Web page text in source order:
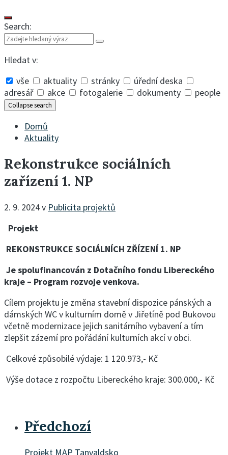
Search:
Hledat v:
vše
aktuality stránky
úřední deska
adresář
akce fotogalerie dokumenty people
Collapse search
Domů
Aktuality
Rekonstrukce sociálních
zařízení 1. NP
2. 9. 2024v Publicita projektů
Projekt
REKONSTRUKCE SOCIÁLNÍCH ZŘÍZENÍ 1. NP
Je spolufinancován z Dotačního fondu Libereckého
kraje – Program rozvoje venkova.
Cílem projektu je změna stavební dispozice pánských a
dámských WC v kulturním domě v Jiřetíně pod Bukovou
včetně modernizace jejich sanitárního vybavení a tím
zlepšit zázemí pro pořádání kulturních akcí v obci.
Celkové způsobilé výdaje: 1 120.973,- Kč
Výše dotace z rozpočtu Libereckého kraje: 300.000,- Kč
Předchozí
Projekt MAP Tanvaldsko